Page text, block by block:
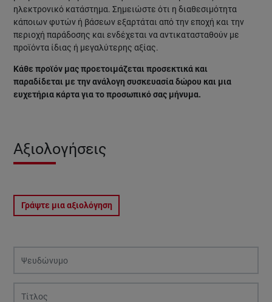
ηλεκτρονικό κατάστημα. Σημειώστε ότι η διαθεσιμότητα
κάποιων φυτών ή βάσεων εξαρτάται από την εποχή και την
περιοχή παράδοσης και ενδέχεται να αντικατασταθούν με
προϊόντα ίδιας ή μεγαλύτερης αξίας.
Κάθε προϊόν μας προετοιμάζεται προσεκτικά και
παραδίδεται με την ανάλογη συσκευασία δώρου και μια
ευχετήρια κάρτα για το προσωπικό σας μήνυμα.
Αξιολογήσεις
Γράψτε μια αξιολόγηση